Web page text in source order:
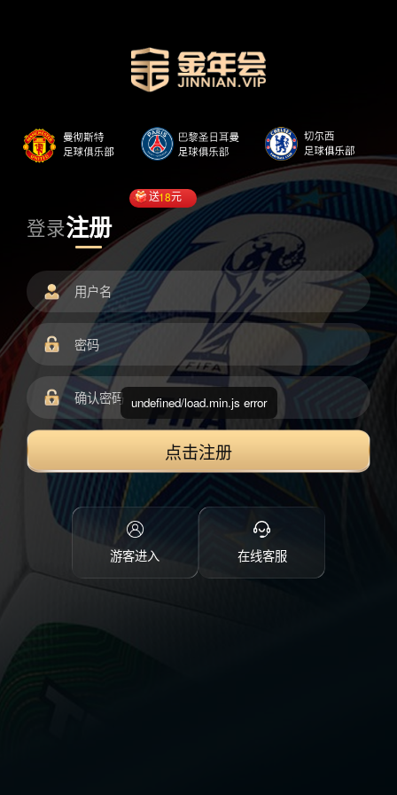
登录注册
送18元
点击注册
游客进入 在线客服
undefined/load.min.js error